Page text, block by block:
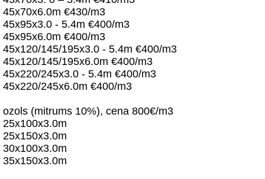
45x70x6.0m €430/m3
45x95x3.0 - 5.4m €400/m3
45x95x6.0m €400/m3
45x120/145/195x3.0 - 5.4m €400/m3
45x120/145/195x6.0m €400/m3
45x220/245x3.0 - 5.4m €400/m3
45x220/245x6.0m €400/m3
ozols (mitrums 10%), cena 800€/m3
25x100x3.0m
25x150x3.0m
30x100x3.0m
35x150x3.0m